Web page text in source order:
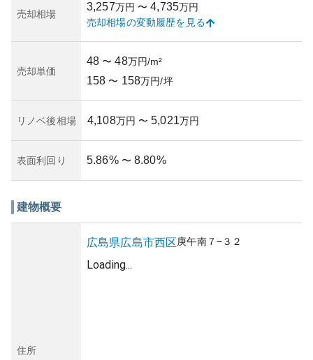
売却相場
3,257万円 〜 4,735万円
売却相場の変動履歴を見る
売却単価
48 〜 48万円/m²
158 〜 158万円/坪
リノベ後相場 4,108万円 〜 5,021万円
表面利回り 5.86% 〜 8.80%
建物概要
住所
広島県広島市西区庚午南７−３２
Loading...